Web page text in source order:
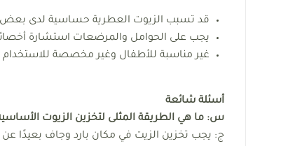
قد تسبب الزيوت العطرية حساسية لدى بعض
يجب على الحوامل والمرضعات استشارة
غير مناسبة للأطفال وغير مخصصة للاستخدام
أسئلة شائعة
س: ما هي الطريقة المثلى لتخزين الزيوت
ج: يجب تخزين الزيت في مكان بارد وجاف بعيدًا